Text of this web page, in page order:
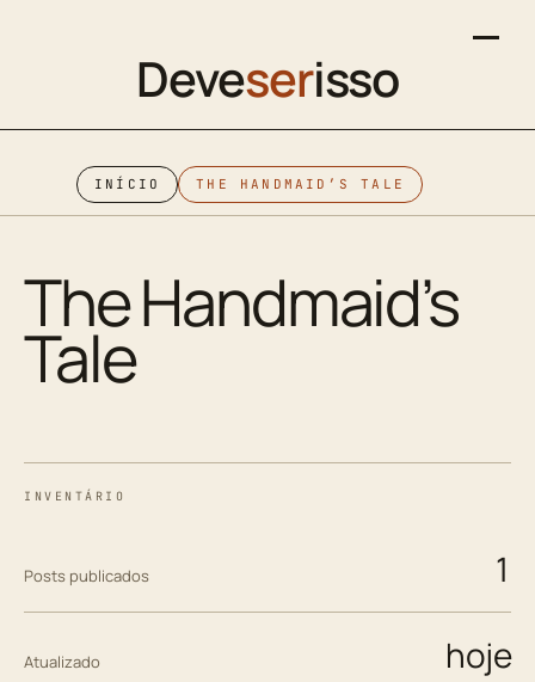
Deveserisso
INÍCIO THE HANDMAID’S TALE
The Handmaid’s
Tale
INVENTÁRIO
Posts publicados 1
Atualizado hoje